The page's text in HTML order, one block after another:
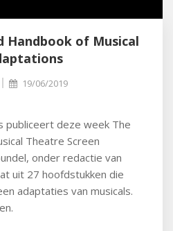
Handbook of Musical
19/06/2019
publiceert deze week The
Theatre Screen
onder redactie van
uit 27 hoofdstukken die
adaptaties van musicals.